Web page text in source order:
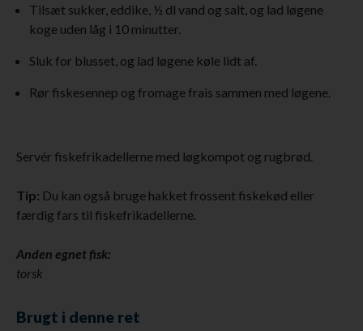
Tilsæt sukker, eddike, ½ dl vand og salt, og lad løgene
koge uden låg i 10 minutter.
Sluk for blusset, og lad løgene køle lidt af.
Rør fiskesennep og fromage frais sammen med løgene.
Servér fiskefrikadellerne med løgkompot og rugbrød.
Tip: Du kan også bruge hakket frossent fiskekød eller
færdig fars til fiskefrikadellerne.
Anden egnet fisk:
torsk
Brugt i denne ret